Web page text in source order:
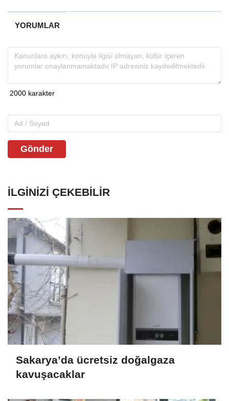
YORUMLAR
Gönder
İLGINIZI ÇEKEBILIR
Sakarya’da ücretsiz doğalgaza
kavuşacaklar